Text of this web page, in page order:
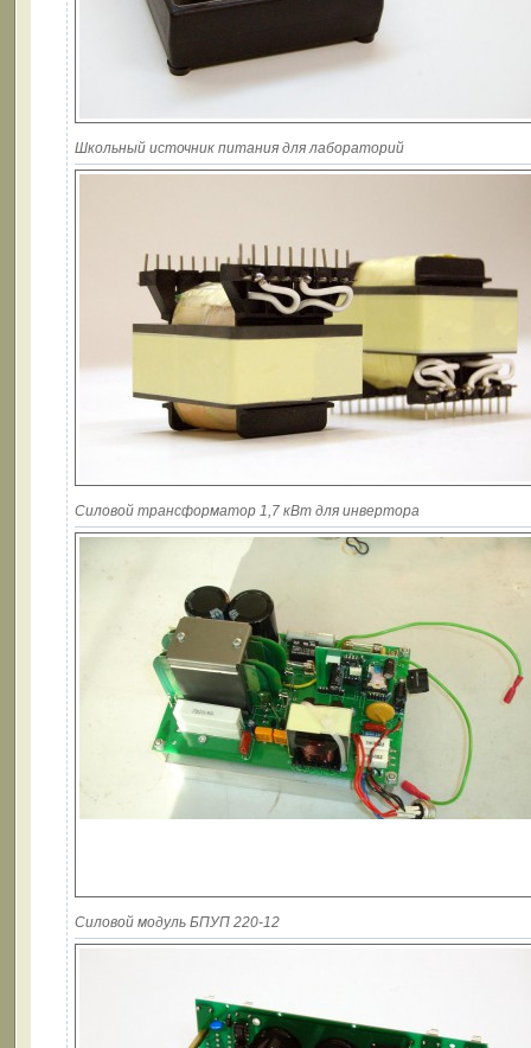
Школьный источник питания для лабораторий
Силовой трансформатор 1,7 кВт для инвертора
Силовой модуль БПУП 220-12